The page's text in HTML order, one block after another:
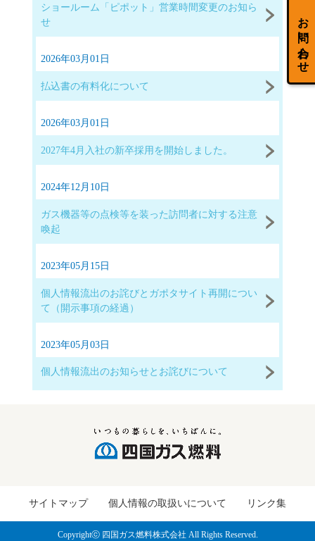
ショールーム「ピポット」営業時間変更のお知ら
せ
2026年03月01日
払込書の有料化について
2026年03月01日
2027年4月入社の新卒採用を開始しました。
2024年12月10日
ガス機器等の点検等を装った訪問者に対する注意
喚起
2023年05月15日
個人情報流出のお詫びとガポタサイト再開につい
て（開示事項の経過）
2023年05月03日
個人情報流出のお知らせとお詫びについて
お問い合わせ
サイトマップ 個人情報の取扱いについて リンク集
Copyrightⓒ 四国ガス燃料株式会社 All Rights Reserved.